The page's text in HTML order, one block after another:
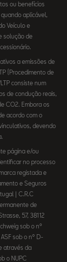
ou benefícios
aplicável,
Veículo e
solução de
a emissões de
(Procedimento de
consiste num
de condução reais,
CO2. Embora os
acordo com o
devendo
página e/ou
no processo
registada e
e Seguros
| C.R.C
de
57, 38112
sob o nº
sob o nº D-
através da
o NUPC